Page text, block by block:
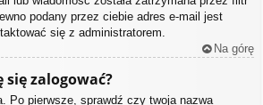
podany przez ciebie adres e-mail jest
się z administratorem.
Na górę
się zalogować?
Po pierwsze, sprawdź czy twoja nazwa